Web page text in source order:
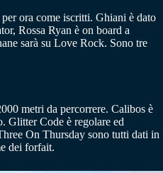
ora come iscritti. Ghiani è dato
Rossa Ryan è on board a
sarà su Love Rock. Sono tre
metri da percorrere. Calibos è
Glitter Code è regolare ed
On Thursday sono tutti dati in
dei forfait.